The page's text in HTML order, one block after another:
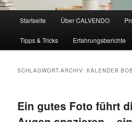
Startseite Über CALVENDO
Tipps & Tricks Erfahrungsberichte
SCHLAGWORT-ARCHIV:KALENDER
Ein gutes Foto führt